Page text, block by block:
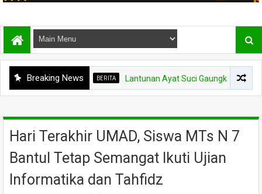
Breaking News
BERITA Lantunan Ayat Suci Gaungkan
Hari Terakhir UMAD, Siswa MTs N 7
Bantul Tetap Semangat Ikuti Ujian
Informatika dan Tahfidz